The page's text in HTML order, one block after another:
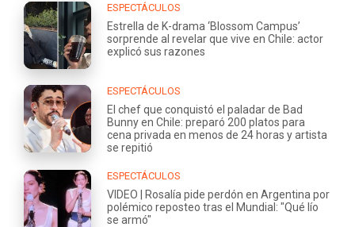
ESPECTÁCULOS
Estrella de K-drama ‘Blossom Campus’
sorprende al revelar que vive en Chile: actor
explicó sus razones
ESPECTÁCULOS
El chef que conquistó el paladar de Bad
Bunny en Chile: preparó 200 platos para
cena privada en menos de 24 horas y artista
se repitió
ESPECTÁCULOS
VIDEO | Rosalía pide perdón en Argentina por
polémico reposteo tras el Mundial: "Qué lío
se armó"